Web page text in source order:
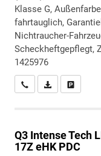
Klasse G,
fahrtauglich,
Nichtraucher-
Scheckheftgepflegt,
1425976
Wir rufen Sie an
PDF-Datei,
Q3 Intense Tech
17Z eHK PDC